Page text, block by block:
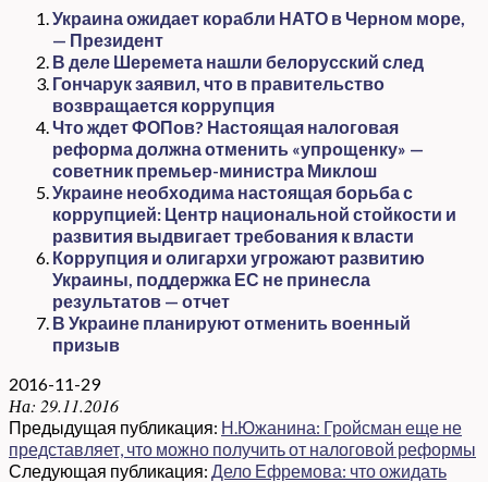
Украина ожидает корабли НАТО в Черном море,
— Президент
В деле Шеремета нашли белорусский след
Гончарук заявил, что в правительство
возвращается коррупция
Что ждет ФОПов? Настоящая налоговая
реформа должна отменить «упрощенку» —
советник премьер-министра Миклош
Украине необходима настоящая борьба с
коррупцией: Центр национальной стойкости и
развития выдвигает требования к власти
Коррупция и олигархи угрожают развитию
Украины, поддержка ЕС не принесла
результатов — отчет
В Украине планируют отменить военный
призыв
2016-11-29
На: 29.11.2016
Предыдущая публикация: Н.Южанина: Гройсман еще не
представляет, что можно получить от налоговой реформы
Следующая публикация: Дело Ефремова: что ожидать